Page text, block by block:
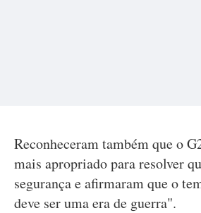
Reconheceram também que o
mais apropriado para resolver
segurança e afirmaram que o
deve ser uma era de guerra".